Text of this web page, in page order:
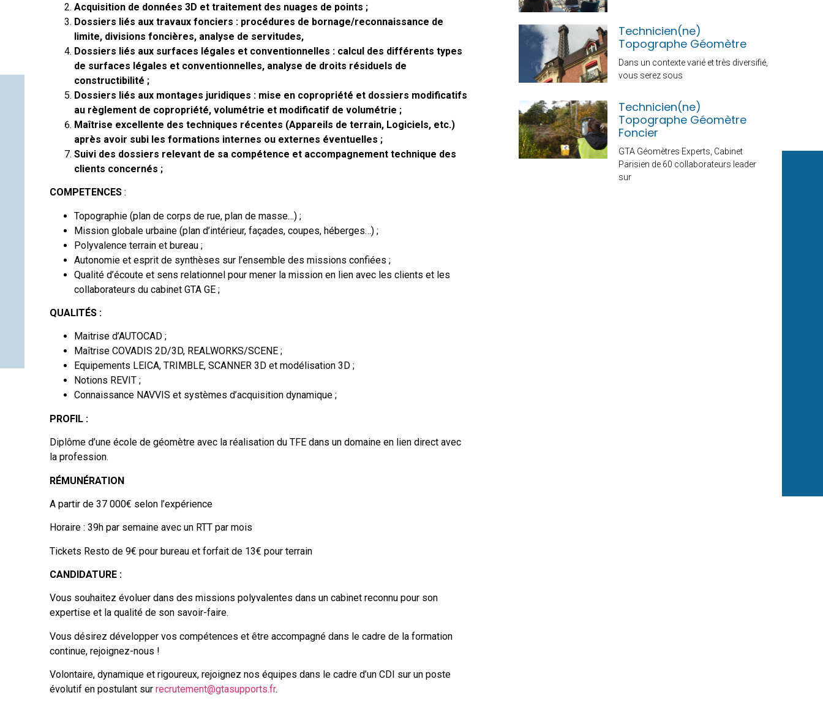
Acquisition de données 3D et traitement des nuages de points ;
Dossiers liés aux travaux fonciers : procédures de bornage/reconnaissance de
limite, divisions foncières, analyse de servitudes,
Dossiers liés aux surfaces légales et conventionnelles : calcul des différents types
de surfaces légales et conventionnelles, analyse de droits résiduels de
constructibilité ;
Dossiers liés aux montages juridiques : mise en copropriété et dossiers modificatifs
au règlement de copropriété, volumétrie et modificatif de volumétrie ;
Maîtrise excellente des techniques récentes (Appareils de terrain, Logiciels, etc.)
après avoir subi les formations internes ou externes éventuelles ;
Suivi des dossiers relevant de sa compétence et accompagnement technique des
clients concernés ;
COMPETENCES:
Topographie (plan de corps de rue, plan de masse…) ;
Mission globale urbaine (plan d’intérieur, façades, coupes, héberges…) ;
Polyvalence terrain et bureau ;
Autonomie et esprit de synthèses sur l’ensemble des missions confiées ;
Qualité d’écoute et sens relationnel pour mener la mission en lien avec les clients et les
collaborateurs du cabinet GTA GE ;
QUALITÉS :
Maitrise d’AUTOCAD ;
Maîtrise COVADIS 2D/3D, REALWORKS/SCENE ;
Equipements LEICA, TRIMBLE, SCANNER 3D et modélisation 3D ;
Notions REVIT ;
Connaissance NAVVIS et systèmes d’acquisition dynamique ;
PROFIL :
Diplôme d’une école de géomètre avec la réalisation du TFE dans un domaine en lien direct avec
la profession.
RÉMUNÉRATION
A partir de 37 000€ selon l’expérience
Horaire : 39h par semaine avec un RTT par mois
Tickets Resto de 9€ pour bureau et forfait de 13€ pour terrain
CANDIDATURE :
Vous souhaitez évoluer dans des missions polyvalentes dans un cabinet reconnu pour son
expertise et la qualité de son savoir-faire.
Vous désirez développer vos compétences et être accompagné dans le cadre de la formation
continue, rejoignez-nous !
Volontaire, dynamique et rigoureux, rejoignez nos équipes dans le cadre d’un CDI sur un poste
évolutif en postulant sur recrutement@gtasupports.fr.
Technicien(ne)
Topographe Géomètre
Dans un contexte varié et très diversifié,
vous serez sous
Technicien(ne)
Topographe Géomètre
Foncier
GTA Géomètres Experts, Cabinet
Parisien de 60 collaborateurs leader
sur